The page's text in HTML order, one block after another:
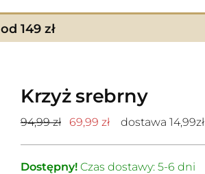
od 149 zł
Krzyż srebrny
Cena
94,99 zł 69,99 zł dostawa 14,99zł
Dostępny!Czas dostawy: 5-6 dni